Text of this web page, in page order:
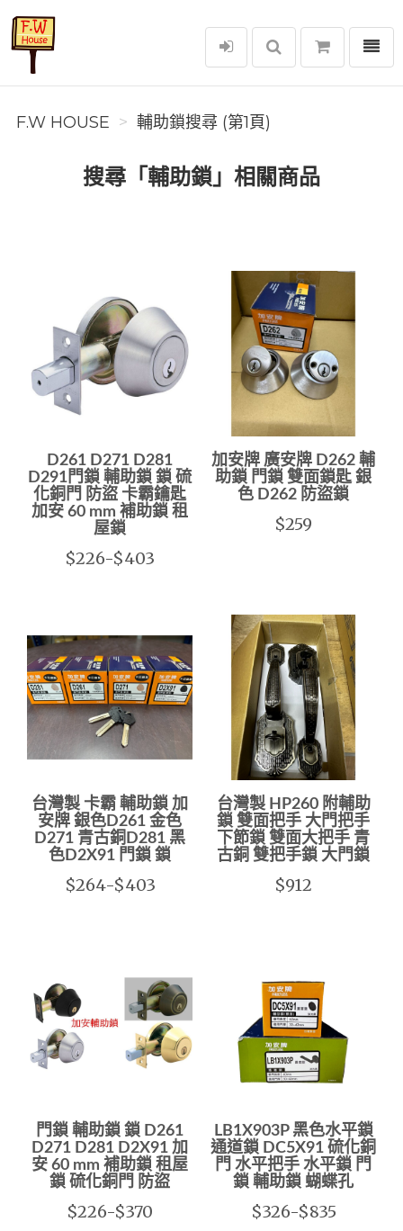
F.W House
選單
F.W HOUSE 輔助鎖搜尋 (第1頁)
搜尋「輔助鎖」相關商品
D261 D271 D281
D291門鎖 輔助鎖 鎖 硫
化銅門 防盜 卡霸鑰匙
加安 60 mm 補助鎖 租
屋鎖
$226-$403
加安牌 廣安牌 D262 輔
助鎖 門鎖 雙面鎖匙 銀
色 D262 防盜鎖
$259
台灣製 卡霸 輔助鎖 加
安牌 銀色D261 金色
D271 青古銅D281 黑
色D2X91 門鎖 鎖
$264-$403
台灣製 HP260 附輔助
鎖 雙面把手 大門把手
下節鎖 雙面大把手 青
古銅 雙把手鎖 大門鎖
$912
門鎖 輔助鎖 鎖 D261
D271 D281 D2X91 加
安 60 mm 補助鎖 租屋
鎖 硫化銅門 防盜
$226-$370
LB1X903P 黑色水平鎖
通道鎖 DC5X91 硫化銅
門 水平把手 水平鎖 門
鎖 輔助鎖 蝴蝶孔
$326-$835